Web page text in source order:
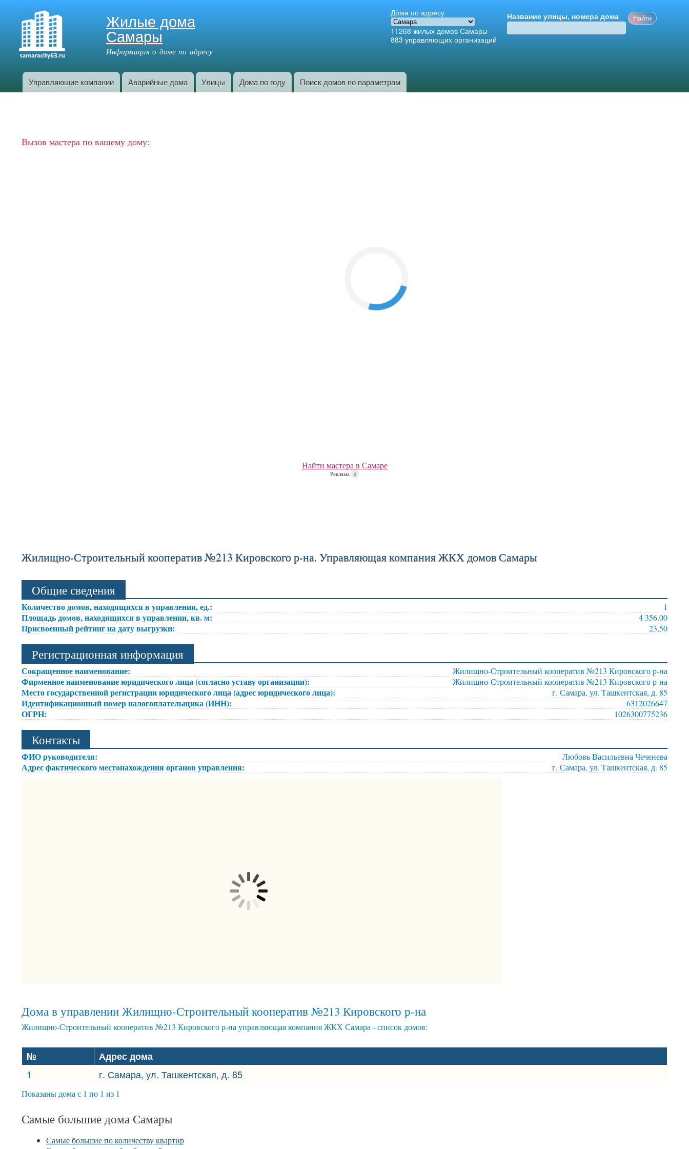
Жилые дома
Самары
Информация о доме по адресу
Дома по адресу
11268 жилых домов Самары
883 управляющих организаций
Название улицы, номера дома
Главное меню
Управляющие компании Аварийные дома Улицы Дома по году Поиск домов по параметрам
Вызов мастера по вашему дому:
Найти мастера в Самаре
Реклама i
Жилищно-Строительный кооператив №213 Кировского р-на. Управляющая компания ЖКХ домов Самары
Общие сведения
Количество домов, находящихся в управлении, ед.: 1
Площадь домов, находящихся в управлении, кв. м: 4 356.00
Присвоенный рейтинг на дату выгрузки: 23,50
Регистрационная информация
Сокращенное наименование: Жилищно-Строительный кооператив №213 Кировского р-на
Фирменное наименование юридического лица (согласно уставу организации): Жилищно-Строительный кооператив №213 Кировского р-на
Место государственной регистрации юридического лица (адрес юридического лица): г. Самара, ул. Ташкентская, д. 85
Идентификационный номер налогоплательщика (ИНН): 6312026647
ОГРН: 1026300775236
Контакты
ФИО руководителя: Любовь Васильевна Чеченева
Адрес фактического местонахождения органов управления: г. Самара, ул. Ташкентская, д. 85
Дома в управлении Жилищно-Строительный кооператив №213 Кировского р-на
Жилищно-Строительный кооператив №213 Кировского р-на управляющая компания ЖКХ Самара - список домов:
№
Адрес дома
1
г. Самара, ул. Ташкентская, д. 85
Показаны дома с 1 по 1 из 1
Самые большие дома Самары
Самые большие по количеству квартир